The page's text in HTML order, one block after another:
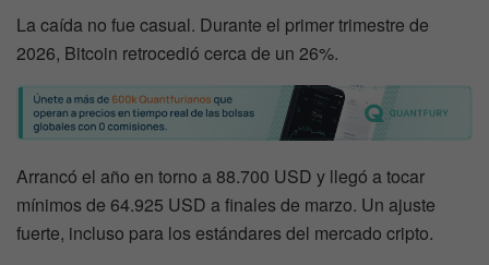
La caída no fue casual. Durante el primer trimestre de
2026, Bitcoin retrocedió cerca de un 26%.
Arrancó el año en torno a 88.700 USD y llegó a tocar
mínimos de 64.925 USD a finales de marzo. Un ajuste
fuerte, incluso para los estándares del mercado cripto.